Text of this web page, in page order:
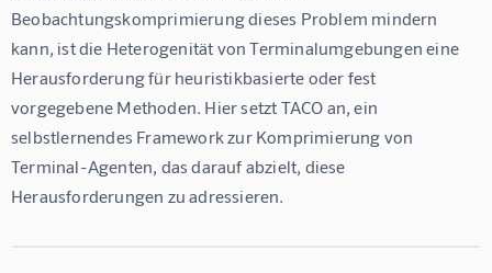
Beobachtungskomprimierung dieses Problem mindern
kann, ist die Heterogenität von Terminalumgebungen eine
Herausforderung für heuristikbasierte oder fest
vorgegebene Methoden. Hier setzt TACO an, ein
selbstlernendes Framework zur Komprimierung von
Terminal-Agenten, das darauf abzielt, diese
Herausforderungen zu adressieren.